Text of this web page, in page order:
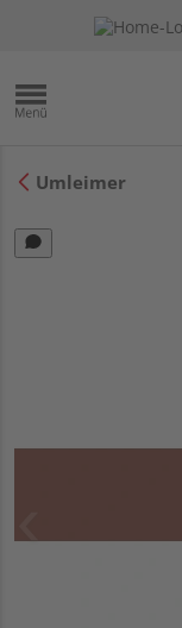
Umleimer